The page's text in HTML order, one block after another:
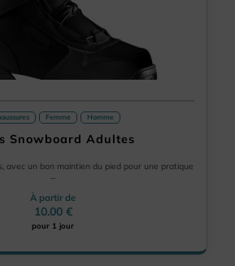
Femme Homme
Snowboard Adultes
avec un bon maintien du pied pour une pratique
...
À partir de
10.00 €
pour 1 jour